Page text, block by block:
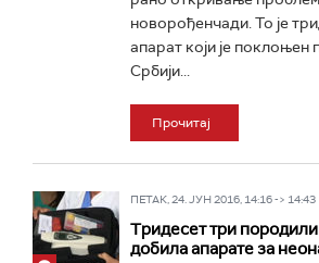
новорођенчади. То је
апарат који је
Србији...
Прочитај
ПЕТАК, 24. ЈУН 2016, 14:16 -> 14:43
Тридесет три
добила апарате за